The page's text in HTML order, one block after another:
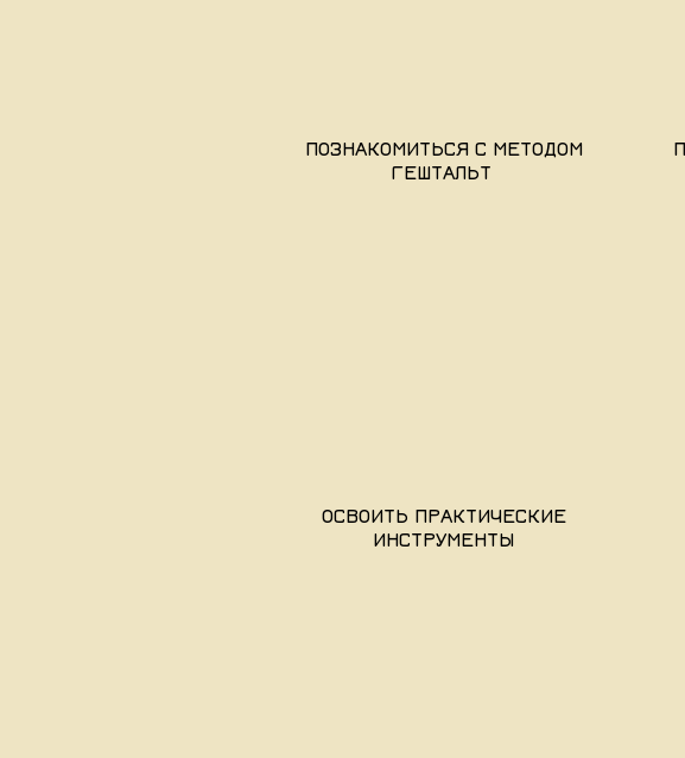
ПОЗНАКОМИТЬСЯ С МЕТОДОМ
ГЕШТАЛЬТ
ОСВОИТЬ ПРАКТИЧЕСКИЕ
ИНСТРУМЕНТЫ